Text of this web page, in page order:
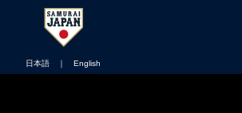
日本語 ｜ English